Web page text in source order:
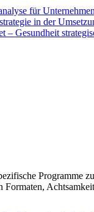
für Unternehmen
in der
– Gesundheit
Programme